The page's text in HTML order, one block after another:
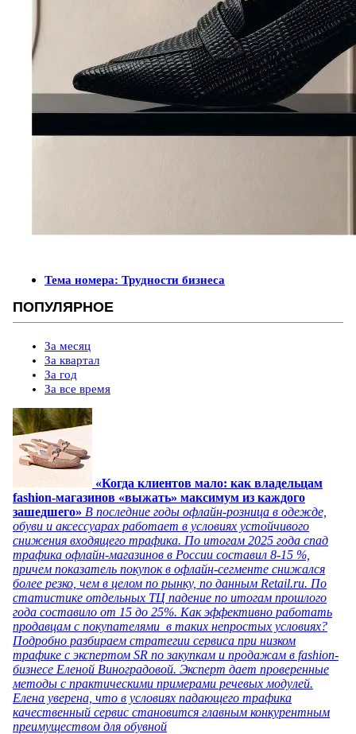
Тема номера: Трудности бизнеса
ПОПУЛЯРНОЕ
За месяц
За квартал
За год
За все время
«Когда клиентов мало: как владельцам
fashion-магазинов «выжать» максимум из каждого
зашедшего» В последние годы офлайн-розница в одежде,
обуви и аксессуарах работает в условиях устойчивого
снижения входящего трафика. По итогам 2025 года спад
трафика офлайн-магазинов в России составил 8-15 %,
причем показатель покупок в офлайн-сегменте снижался
более резко, чем в целом по рынку, по данным Retail.ru. По
статистике отдельных ТЦ падение по итогам прошлого
года составило от 15 до 25%. Как эффективно работать
продавцам с покупателями в таких непростых условиях?
Подробно разбираем стратегии сервиса при низком
трафике с экспертом SR по закупкам и продажам в fashion-
бизнесе Еленой Виноградовой. Эксперт дает проверенные
методы с практическими примерами речевых модулей.
Елена уверена, что в условиях падающего трафика
качественный сервис становится главным конкурентным
преимуществом для обувной